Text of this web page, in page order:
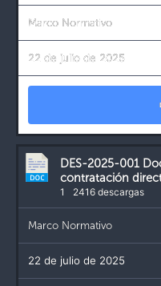
Marco Normativo
22 de julio de 2025
DES-2025-001
contratación
1 2416 descargas
Marco Normativo
22 de julio de 2025